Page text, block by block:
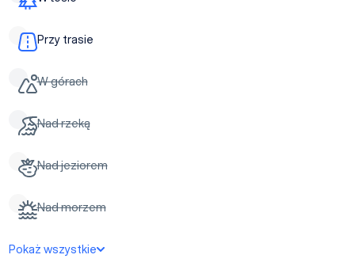
Przy trasie
W górach
Nad rzeką
Nad jeziorem
Nad morzem
Pokaż wszystkie